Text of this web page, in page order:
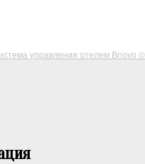
управления отелем Bnovo ©